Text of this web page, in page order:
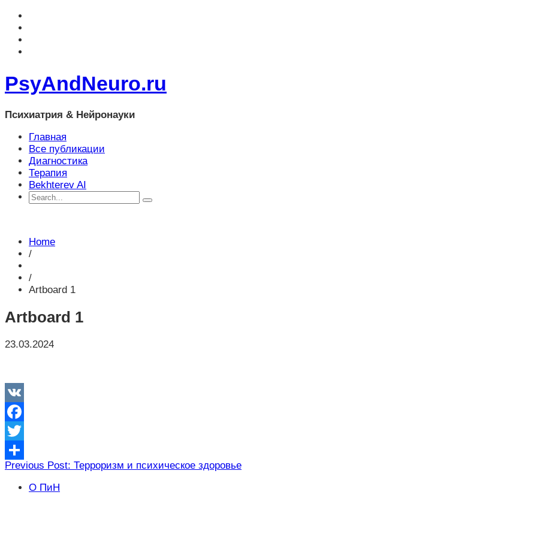
PsyAndNeuro.ru
Психиатрия & Нейронауки
Главная
Все публикации
Диагностика
Терапия
Bekhterev AI
Home
/
/
Artboard 1
Artboard 1
23.03.2024
VK
Facebook
Twitter
Отправить
Навигация
по
Previous Post: Терроризм и психическое здоровье
О ПиН